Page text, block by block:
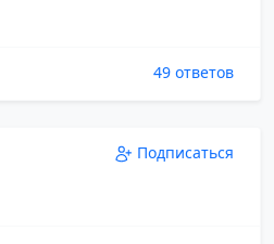
49 ответов
Подписаться